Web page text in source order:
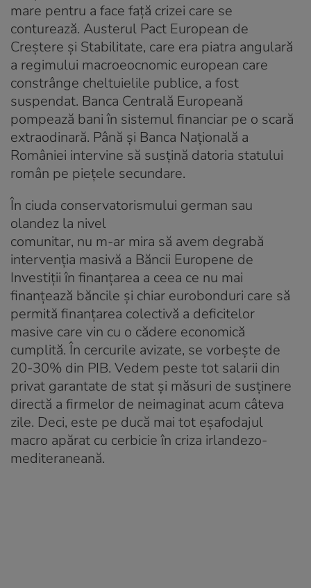
mare pentru a face față crizei care se
conturează. Austerul Pact European de
Creștere și Stabilitate, care era piatra angulară
a regimului macroeocnomic european care
constrânge cheltuielile publice, a fost
suspendat. Banca Centrală Europeană
pompează bani în sistemul financiar pe o scară
extraodinară. Până și Banca Națională a
României intervine să susțină datoria statului
român pe piețele secundare.
În ciuda conservatorismului german sau
olandez la nivel
comunitar, nu m-ar mira să avem degrabă
intervenția masivă a Băncii Europene de
Investiții în finanțarea a ceea ce nu mai
finanțează băncile și chiar eurobonduri care să
permită finanțarea colectivă a deficitelor
masive care vin cu o cădere economică
cumplită. În cercurile avizate, se vorbește de
20-30% din PIB. Vedem peste tot salarii din
privat garantate de stat și măsuri de susținere
directă a firmelor de neimaginat acum câteva
zile. Deci, este pe ducă mai tot eșafodajul
macro apărat cu cerbicie în criza irlandezo-
mediteraneană.